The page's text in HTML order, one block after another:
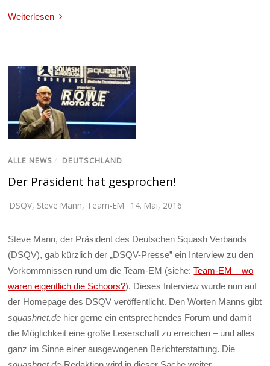
Weiterlesen
ALLE NEWS / DEUTSCHLAND
Der Präsident hat gesprochen!
DSQV, Steve Mann, Team-EM 14. Mai, 2016
Steve Mann, der Präsident des Deutschen Squash Verbands
(DSQV), gab kürzlich der „DSQV-Presse” ein Interview zu den
Vorkommnissen rund um die Team-EM (siehe:Team-EM – wo
waren eigentlich die Schoors?). Dieses Interview wurde nun auf
der Homepage des DSQV veröffentlicht. Den Worten Manns gibt
squashnet.de hier gerne ein entsprechendes Forum und damit
die Möglichkeit eine große Leserschaft zu erreichen – und alles
ganz im Sinne einer ausgewogenen Berichterstattung. Die